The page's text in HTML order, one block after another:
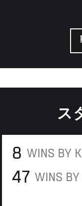
ス
8 WINS BY
47 WINS